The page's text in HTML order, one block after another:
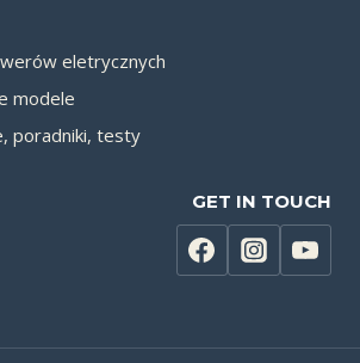
eletrycznych
modele
poradniki, testy
GET IN TOUCH